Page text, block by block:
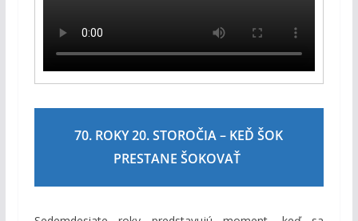
70. ROKY 20. STOROČIA – KEĎ ŠOK
PRESTANE ŠOKOVAŤ